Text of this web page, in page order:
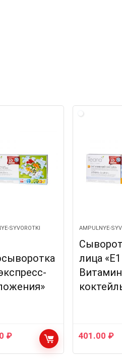
SYVOROTKI
₽
AMPULNYE-
лица «E1
401.00 ₽